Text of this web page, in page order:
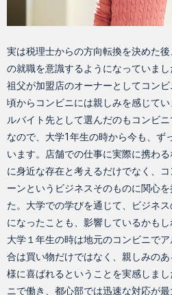
実は税理士からの方向転換を決めた
の就職を意識するようになっていまし
祖父が加盟店のオーナーとしてコン
頃からコンビニには親しみを感じて
ルバイト先として選んだのもコンビ
なので、大学1年生の時から今も、ず
います。店舗での仕事に実際に携わ
に身近な存在と考えるだけでなく、
ーンというビジネスそのものに関心
た。大学での学びを通じて、ビジネ
になったことも、影響しているかもし
大学１年生の時は地元のコンビニで
合は買い物だけではなく、親しみの
様に喜ばれるということを実感しま
ニで働き、都心部では迅速な対応が